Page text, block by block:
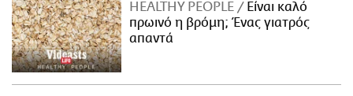
HEALTHY PEOPLE
Είναι καλό
πρωινό η βρόμη; Ένας γιατρός
απαντά